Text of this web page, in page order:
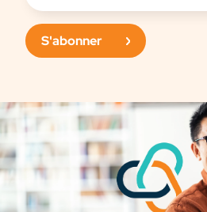
S'abonner